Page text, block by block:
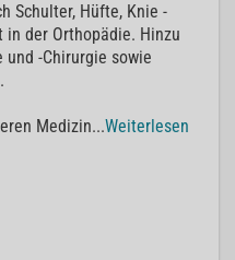
Schulter, Hüfte, Knie -
in der Orthopädie. Hinzu
-Chirurgie sowie
Medizin...Weiterlesen